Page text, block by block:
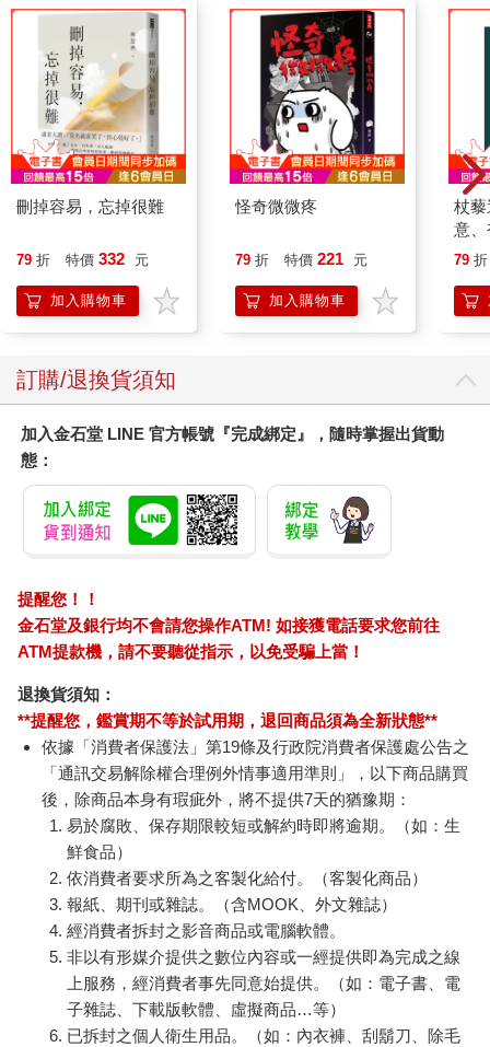
刪掉容易，忘掉很難
79 折 特價 332 元
加入購物車
怪奇微微疼
79 折 特價 221 元
加入購物車
杖
意
恭
79 折
訂購/退換貨須知
加入金石堂 LINE 官方帳號『完成綁定』，隨時掌握出貨動
態：
提醒您！！
金石堂及銀行均不會請您操作ATM! 如接獲電話要求您前往
ATM提款機，請不要聽從指示，以免受騙上當！
退換貨須知：
**提醒您，鑑賞期不等於試用期，退回商品須為全新狀態**
依據「消費者保護法」第19條及行政院消費者保護處公告之
「通訊交易解除權合理例外情事適用準則」，以下商品購買
後，除商品本身有瑕疵外，將不提供7天的猶豫期：
易於腐敗、保存期限較短或解約時即將逾期。（如：生
鮮食品）
依消費者要求所為之客製化給付。（客製化商品）
報紙、期刊或雜誌。（含MOOK、外文雜誌）
經消費者拆封之影音商品或電腦軟體。
非以有形媒介提供之數位內容或一經提供即為完成之線
上服務，經消費者事先同意始提供。（如：電子書、電
子雜誌、下載版軟體、虛擬商品…等）
已拆封之個人衛生用品。（如：內衣褲、刮鬍刀、除毛